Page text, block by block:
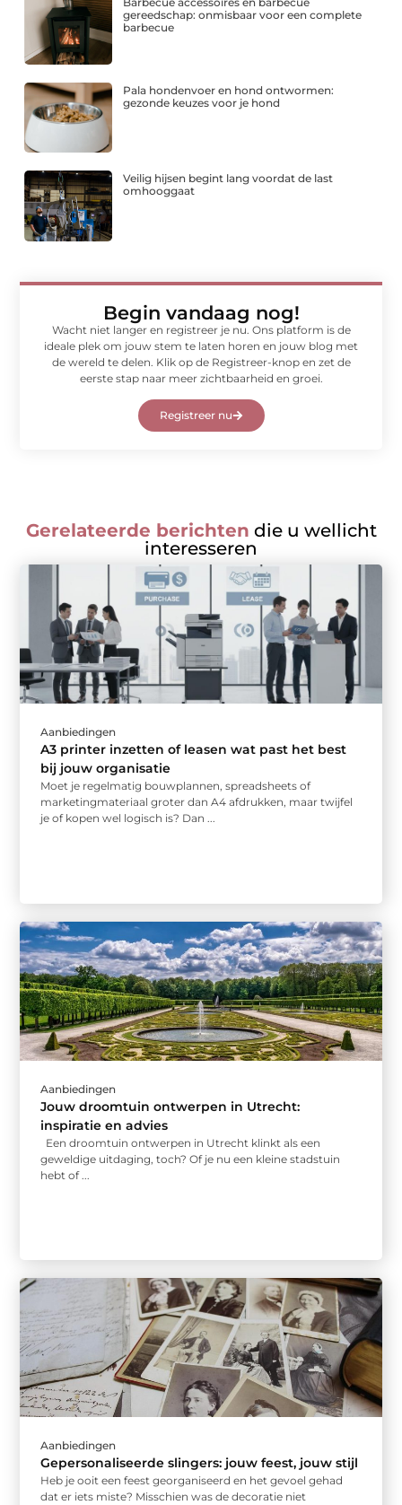
gereedschap: onmisbaar voor een complete
barbecue
Pala hondenvoer en hond ontwormen:
gezonde keuzes voor je hond
Veilig hijsen begint lang voordat de last
omhooggaat
Begin vandaag nog!
Wacht niet langer en registreer je nu. Ons platform is de
ideale plek om jouw stem te laten horen en jouw blog met
de wereld te delen. Klik op de Registreer-knop en zet de
eerste stap naar meer zichtbaarheid en groei.
Registreer nu
Gerelateerde berichten die u wellicht
interesseren
Aanbiedingen
A3 printer inzetten of leasen wat past het best
bij jouw organisatie
Moet je regelmatig bouwplannen, spreadsheets of
marketingmateriaal groter dan A4 afdrukken, maar twijfel
je of kopen wel logisch is? Dan ...
Aanbiedingen
Jouw droomtuin ontwerpen in Utrecht:
inspiratie en advies
Een droomtuin ontwerpen in Utrecht klinkt als een
geweldige uitdaging, toch? Of je nu een kleine stadstuin
hebt of ...
Aanbiedingen
Gepersonaliseerde slingers: jouw feest, jouw stijl
Heb je ooit een feest georganiseerd en het gevoel gehad
dat er iets miste? Misschien was de decoratie niet